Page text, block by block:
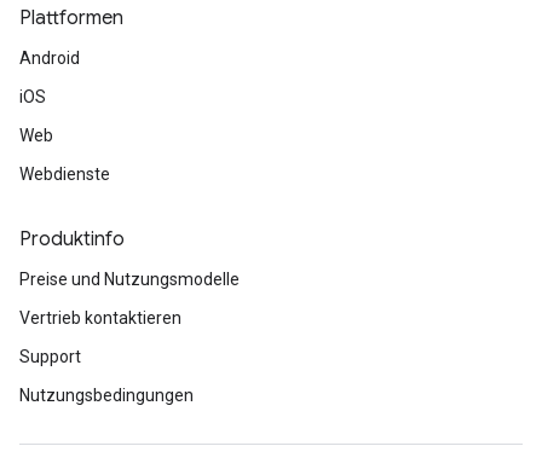
Plattformen
Android
iOS
Web
Webdienste
Produktinfo
Preise und Nutzungsmodelle
Vertrieb kontaktieren
Support
Nutzungsbedingungen